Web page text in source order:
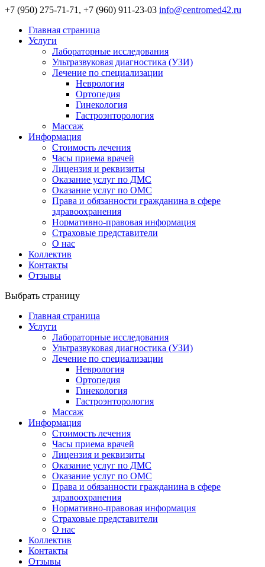
+7 (950) 275-71-71, +7 (960) 911-23-03 info@centromed42.ru
Главная страница
Услуги
Лабораторные исследования
Ультразвуковая диагностика (УЗИ)
Лечение по специализации
Неврология
Ортопедия
Гинекология
Гастроэнторология
Массаж
Информация
Стоимость лечения
Часы приема врачей
Лицензия и реквизиты
Оказание услуг по ДМС
Оказание услуг по ОМС
Права и обязанности гражданина в сфере
здравоохранения
Нормативно-правовая информация
Страховые представители
О нас
Коллектив
Контакты
Отзывы
Выбрать страницу
Главная страница
Услуги
Лабораторные исследования
Ультразвуковая диагностика (УЗИ)
Лечение по специализации
Неврология
Ортопедия
Гинекология
Гастроэнторология
Массаж
Информация
Стоимость лечения
Часы приема врачей
Лицензия и реквизиты
Оказание услуг по ДМС
Оказание услуг по ОМС
Права и обязанности гражданина в сфере
здравоохранения
Нормативно-правовая информация
Страховые представители
О нас
Коллектив
Контакты
Отзывы